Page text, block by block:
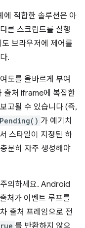
에 적합한 솔루션은 아
른 스크립트를 실행
브라우저에 제어를
.
도를 올바르게 부여
출처 iframe에 복잡한
고될 수 있습니다 (즉,
가 예기치
스타일이 지정된 하
분히 자주 생성해야
의하세요. Android
처가 이벤트 루프를
출처 프레임으로 전
를 반환하지 않으